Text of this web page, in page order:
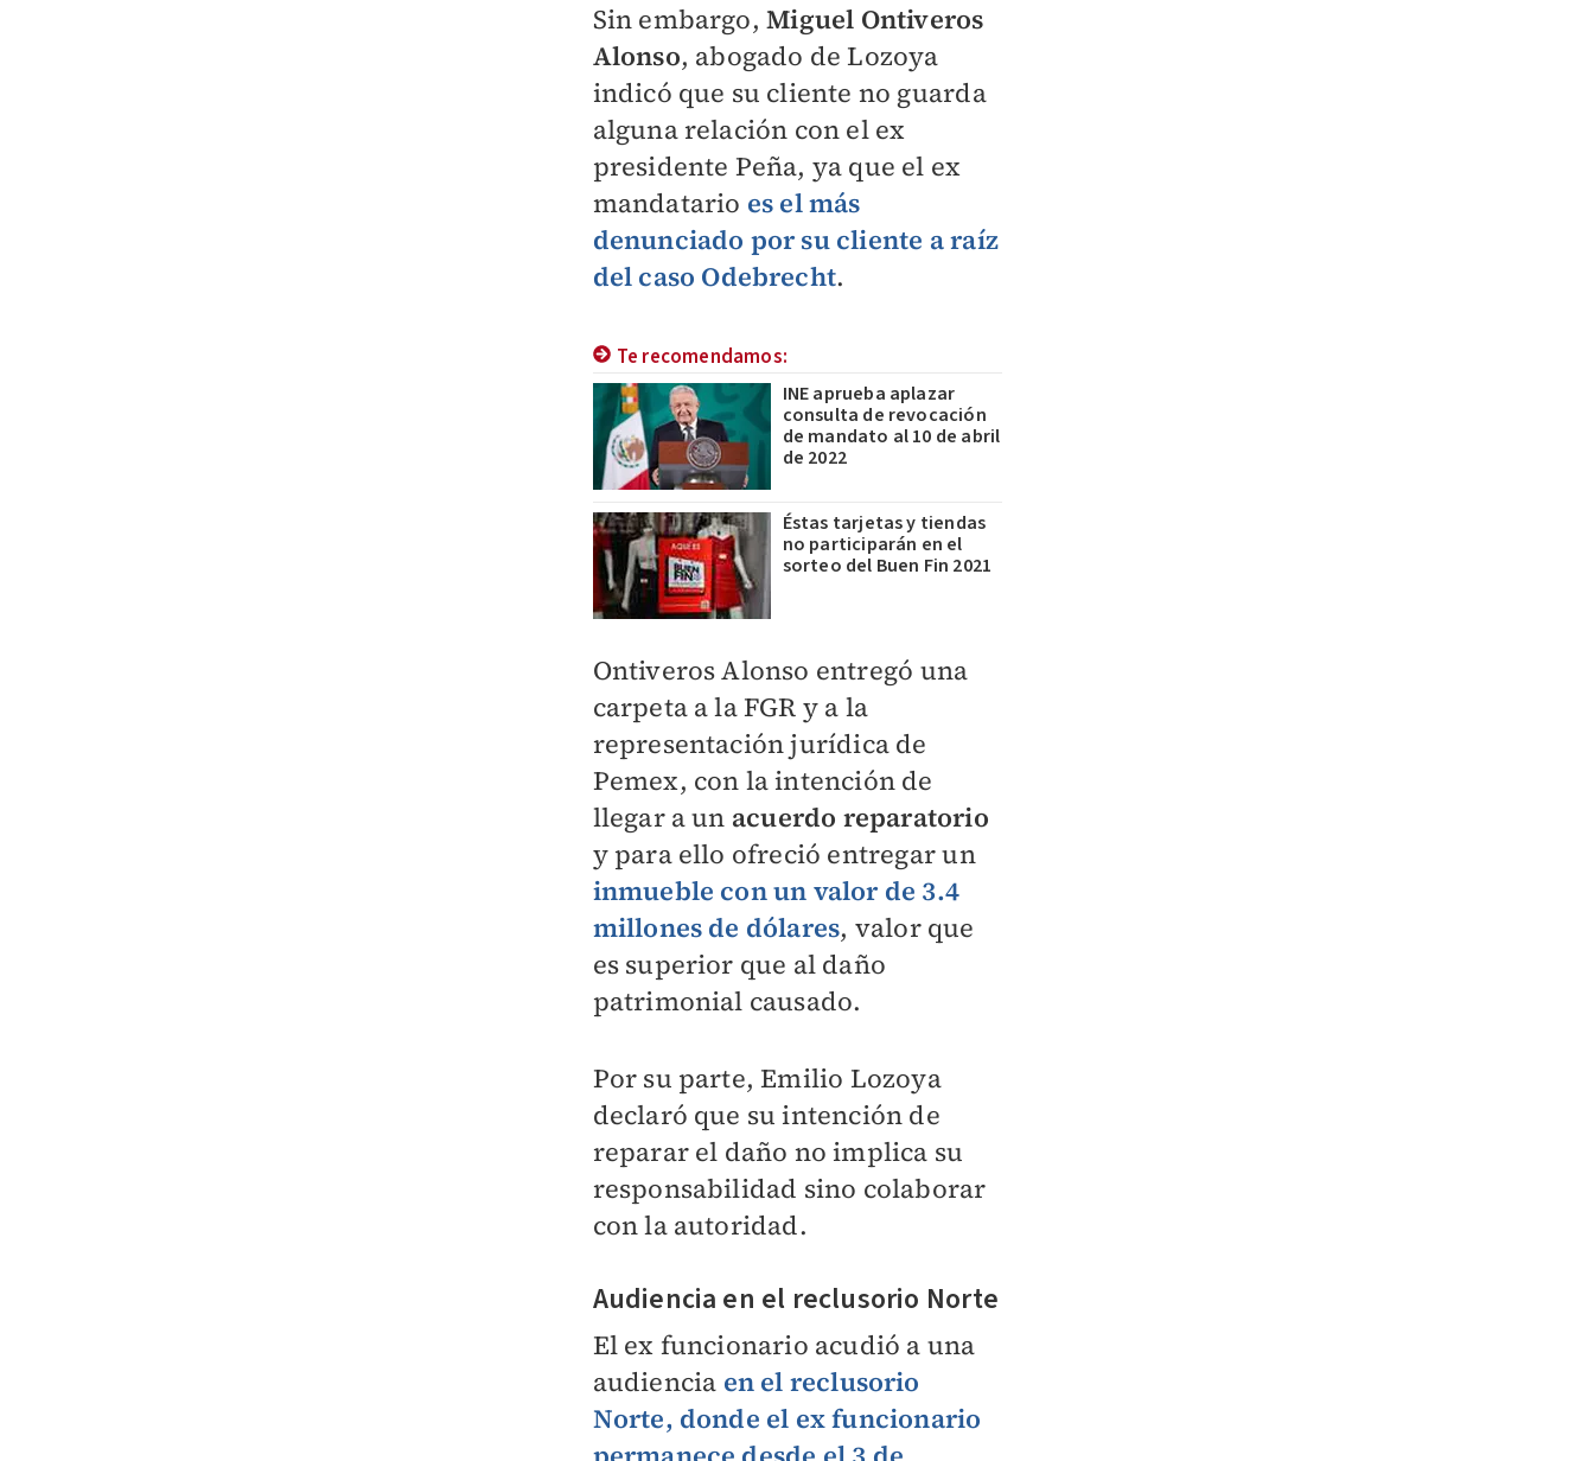
Sin embargo,Miguel Ontiveros
Alonso, abogado de Lozoya
indicó que su cliente no guarda
alguna relación con el ex
presidente Peña, ya que el ex
mandatario es el más
denunciado por su cliente a raíz
del caso Odebrecht.
Te recomendamos:
INE aprueba aplazar
consulta de revocación
de mandato al 10 de abril
de 2022
Éstas tarjetas y tiendas
no participarán en el
sorteo del Buen Fin 2021
Ontiveros Alonso entregó una
carpeta a la FGR y a la
representación jurídica de
Pemex, con la intención de
llegar a un acuerdo reparatorio
y para ello ofreció entregar un
inmueble con un valor de 3.4
millones de dólares, valor que
es superior que al daño
patrimonial causado.
Por su parte, Emilio Lozoya
declaró que su intención de
reparar el daño no implica su
responsabilidad sino colaborar
con la autoridad.
Audiencia en el reclusorio Norte
El ex funcionario acudió a una
audiencia en el reclusorio
Norte, donde el ex funcionario